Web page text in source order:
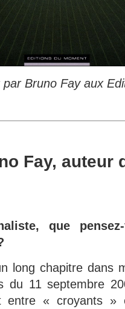
par Bruno Fay aux
Fay, auteur
que
long chapitre dans
du 11 septembre
entre « croyants